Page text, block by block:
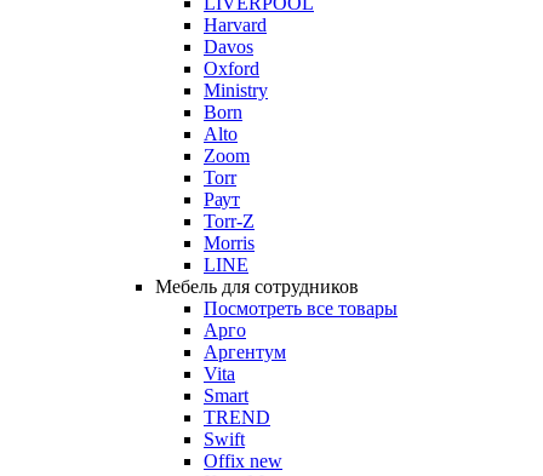
Harvard
Davos
Oxford
Ministry
Born
Alto
Zoom
Torr
Раут
Torr-Z
Morris
LINE
Мебель для сотрудников
Посмотреть все товары
Арго
Аргентум
Vita
Smart
TREND
Swift
Offix new